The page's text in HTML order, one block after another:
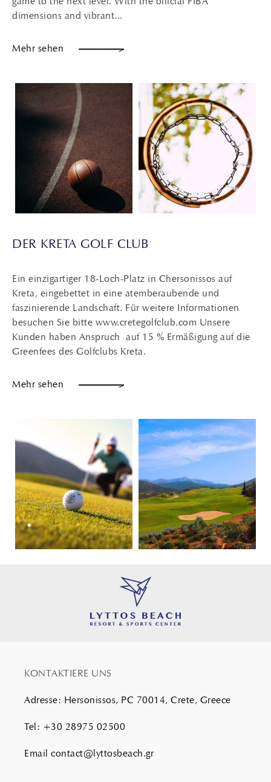
dimensions and vibrant...
Mehr sehen
DER KRETA GOLF CLUB
Ein einzigartiger 18-Loch-Platz in Chersonissos auf
Kreta, eingebettet in eine atemberaubende und
faszinierende Landschaft. Für weitere Informationen
besuchen Sie bitte www.cretegolfclub.com Unsere
Kunden haben Anspruch auf 15 % Ermäßigung auf die
Greenfees des Golfclubs Kreta.
Mehr sehen
KONTAKTIERE UNS
Adresse: Hersonissos, PC 70014, Crete, Greece
Tel: +30 28975 02500
Email contact@lyttosbeach.gr